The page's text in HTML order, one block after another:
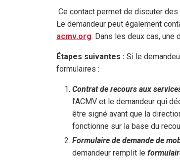
Ce contact permet de discuter
Le demandeur peut également
acmv.org. Dans les deux cas, une
Étapes suivantes : Si le
formulaires :
Contrat de recours aux
l’ACMV et le demandeur qui
être signé avant que la
fonctionne sur la base du
Formulaire de demande de
demandeur remplit le